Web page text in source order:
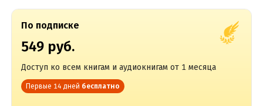
По подписке
549 руб.
Доступ ко всем книгам и аудиокнигам от 1 месяца
Первые 14 дней бесплатно